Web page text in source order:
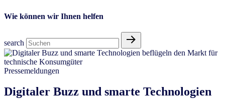
Wie können wir Ihnen helfen
search
Pressemeldungen
​​Digitaler Buzz und smarte Technologien